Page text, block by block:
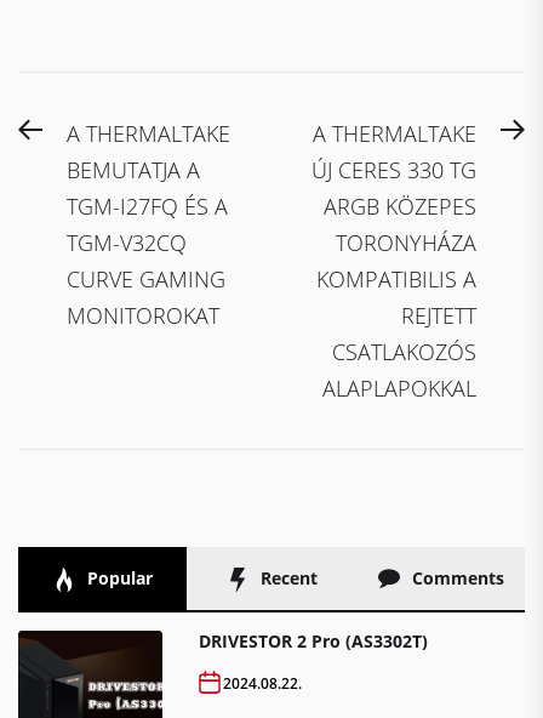
Bejegyzés
navigáció
PreviousA THERMALTAKE
BEMUTATJA A
TGM-I27FQ ÉS A
TGM-V32CQ
CURVE GAMING
MONITOROKAT
A THERMALTAKE
ÚJ CERES 330 TG
ARGB KÖZEPES
TORONYHÁZA
KOMPATIBILIS A
REJTETT
CSATLAKOZÓS
ALAPLAPOKKAL
Popular Recent Comments
DRIVESTOR 2 Pro (AS3302T)
2024.08.22.